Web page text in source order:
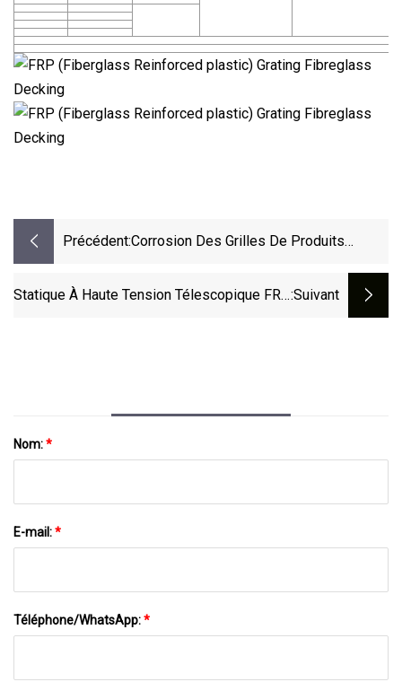
Précédent:Corrosion Des Grilles De Produits
Statique À Haute Tension Télescopique FRP:suivant
Nom:*
E-mail:*
Téléphone/WhatsApp:*